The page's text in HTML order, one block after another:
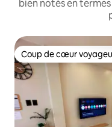
bien notés en
Coup de cœur
Coup de cœur